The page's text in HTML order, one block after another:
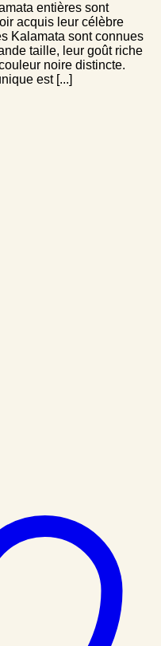
entières sont
acquis leur célèbre
Kalamata sont connues
taille, leur goût riche
noire distincte.
est [...]